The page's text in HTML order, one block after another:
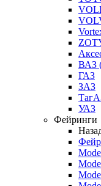
ВАЗ
ГАЗ
ЗАЗ
УАЗ
Фейринги